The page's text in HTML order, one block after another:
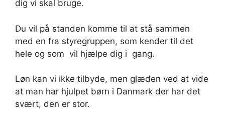
dig vi skal bruge.
Du vil på standen komme til at stå sammen
med en fra styregruppen, som kender til det
hele og som vil hjælpe dig i gang.
Løn kan vi ikke tilbyde, men glæden ved at vide
at man har hjulpet børn i Danmark der har det
svært, den er stor.